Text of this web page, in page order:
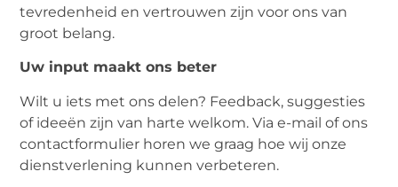
tevredenheid en vertrouwen zijn voor ons van
groot belang.
Uw input maakt ons beter
Wilt u iets met ons delen? Feedback, suggesties
of ideeën zijn van harte welkom. Via e-mail of ons
contactformulier horen we graag hoe wij onze
dienstverlening kunnen verbeteren.